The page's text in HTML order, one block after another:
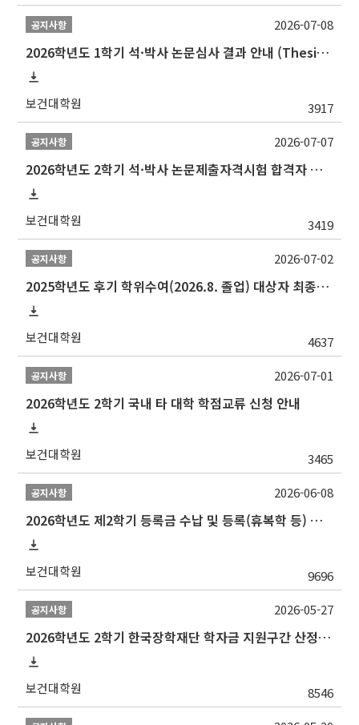
공지사항
2026학년도 1학기 석·박사 논문심사 결과 안내 (Thesis Defense Result)
보건대학원 3917
2026-07-08
공지사항
2026학년도 2학기 석·박사 논문제출자격시험 합격자 공고(TSQ Exam Result)
보건대학원 3419
2026-07-07
공지사항
2025학년도 후기 학위수여(2026.8. 졸업) 대상자 최종인준 논문 제출 안내
보건대학원 4637
2026-07-02
공지사항
2026학년도 2학기 국내 타 대학 학점교류 신청 안내
보건대학원 3465
2026-07-01
공지사항
2026학년도 제2학기 등록금 수납 및 등록(휴복학 등) 일정 안내
보건대학원 9696
2026-06-08
공지사항
2026학년도 2학기 한국장학재단 학자금 지원구간 산정 신청 안내
보건대학원 8546
2026-05-27